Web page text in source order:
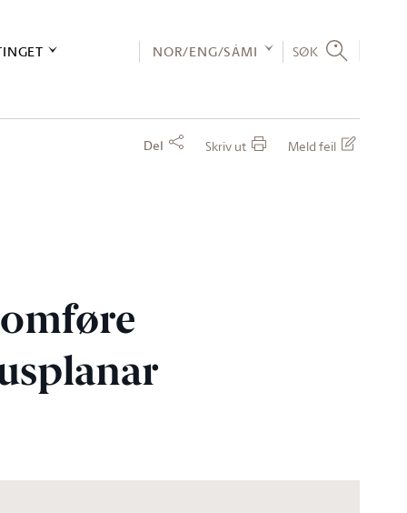
NOR/ENG/SÁMI SØK
Del Skriv ut Meld feil